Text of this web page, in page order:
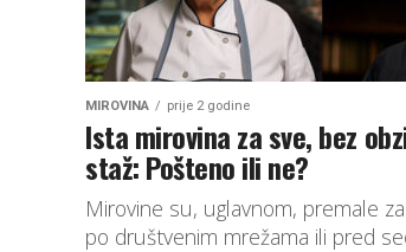
MIROVINA prije 2 godine
Ista mirovina za sve, bez
staž: Pošteno ili ne?
Mirovine su, uglavnom, premale
po društvenim mrežama ili pred